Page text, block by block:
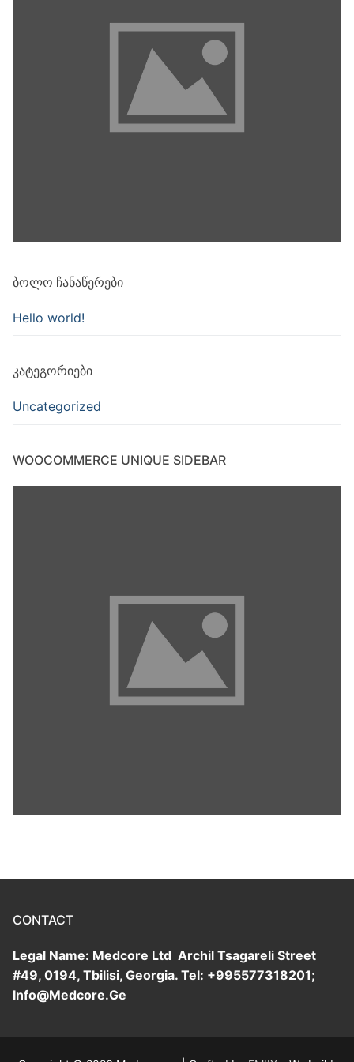
ᲑᲝᲚᲝ ᲩᲐᲜᲐᲬᲔᲠᲔᲑᲘ
Hello world!
ᲙᲐᲢᲔᲒᲝᲠᲘᲔᲑᲘ
Uncategorized
WOOCOMMERCE UNIQUE SIDEBAR
CONTACT
Legal Name: Medcore Ltd Archil Tsagareli Street
#49, 0194, Tbilisi, Georgia. Tel: +995577318201;
Info@Medcore.Ge